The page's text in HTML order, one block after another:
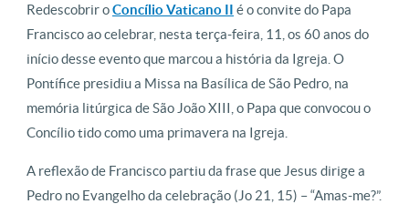
Redescobrir oConcílio Vaticano II é o convite do Papa
Francisco ao celebrar, nesta terça-feira, 11, os 60 anos do
início desse evento que marcou a história da Igreja. O
Pontífice presidiu a Missa na Basílica de São Pedro, na
memória litúrgica de São João XIII, o Papa que convocou o
Concílio tido como uma primavera na Igreja.
A reflexão de Francisco partiu da frase que Jesus dirige a
Pedro no Evangelho da celebração (Jo 21, 15) – “Amas-me?”.